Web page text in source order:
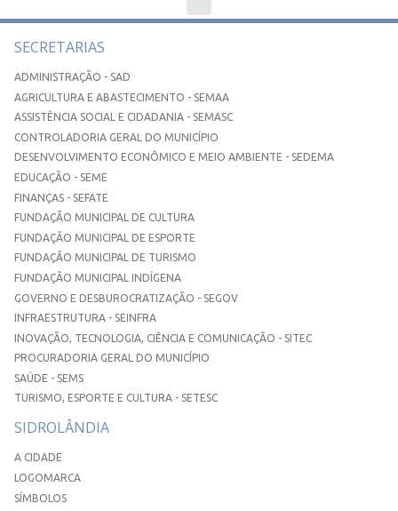
SECRETARIAS
ADMINISTRAÇÃO - SAD
AGRICULTURA E ABASTECIMENTO - SEMAA
ASSISTÊNCIA SOCIAL E CIDADANIA - SEMASC
CONTROLADORIA GERAL DO MUNICÍPIO
DESENVOLVIMENTO ECONÔMICO E MEIO AMBIENTE - SEDEMA
EDUCAÇÃO - SEME
FINANÇAS - SEFATE
FUNDAÇÃO MUNICIPAL DE CULTURA
FUNDAÇÃO MUNICIPAL DE ESPORTE
FUNDAÇÃO MUNICIPAL DE TURISMO
FUNDAÇÃO MUNICIPAL INDÍGENA
GOVERNO E DESBUROCRATIZAÇÃO - SEGOV
INFRAESTRUTURA - SEINFRA
INOVAÇÃO, TECNOLOGIA, CIÊNCIA E COMUNICAÇÃO - SITEC
PROCURADORIA GERAL DO MUNICÍPIO
SAÚDE - SEMS
TURISMO, ESPORTE E CULTURA - SETESC
SIDROLÂNDIA
A CIDADE
LOGOMARCA
SÍMBOLOS